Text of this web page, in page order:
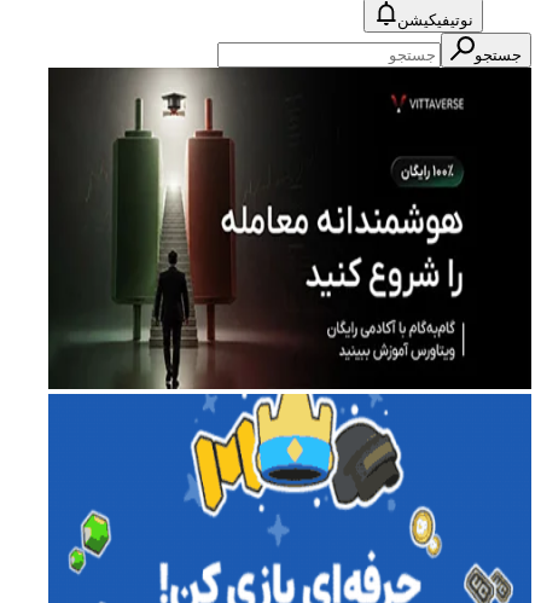
نوتیفیکیشن
جستجو